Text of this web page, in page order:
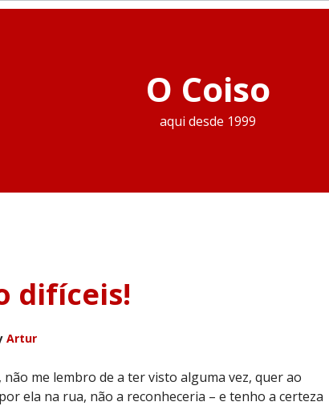
O Coiso
aqui desde 1999
difíceis!
Artur
me lembro de a ter visto alguma vez, quer ao
ela na rua, não a reconheceria – e tenho a certeza